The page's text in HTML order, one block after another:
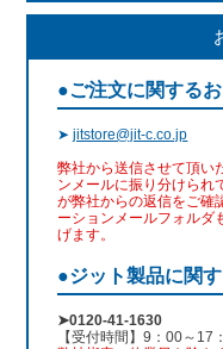
●ご注文に関する
➤jitstore@jit-c.co.jp
弊社から送信させて頂い
ンメールに振り分けられ
が弊社からの返信をご確
ーションメールフォルダ
げます。
●ジット製品に関
➤0120-41-1630
【受付時間】9：00～17